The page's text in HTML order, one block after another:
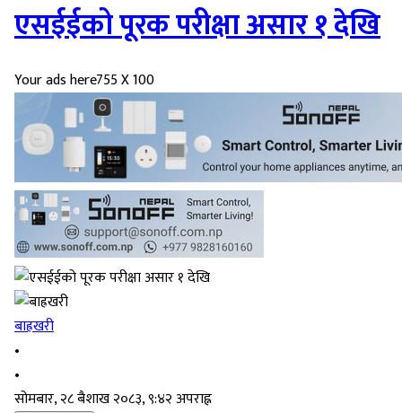
एसईईको पूरक परीक्षा असार १ देखि
Your ads here755 X 100
बाह्रखरी
•
•
सोमबार, २८ बैशाख २०८३, ९:४२ अपराह्न